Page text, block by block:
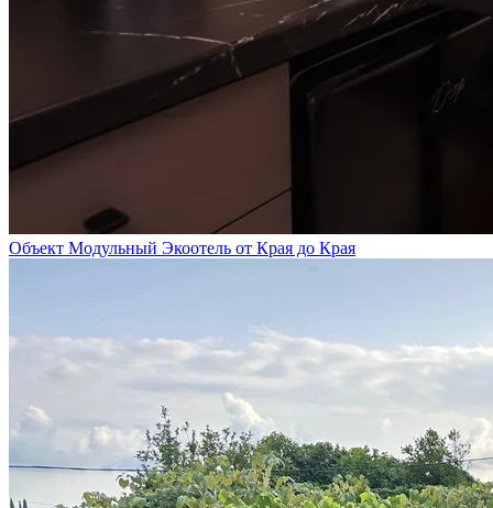
Объект Модульный Экоотель от Края до Края